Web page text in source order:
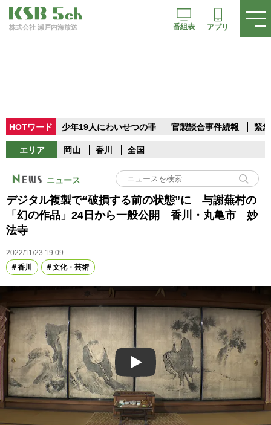
株式会社 瀬戸内海放送 番組表 アプリ
HOTワード 少年19人にわいせつの罪 官製談合事件続報 緊
エリア 岡山 香川 全国
ニュース
デジタル複製で“破損する前の状態”に 与謝蕪村の
「幻の作品」24日から一般公開 香川・丸亀市 妙
法寺
2022/11/23 19:09
香川
文化・芸術
Play